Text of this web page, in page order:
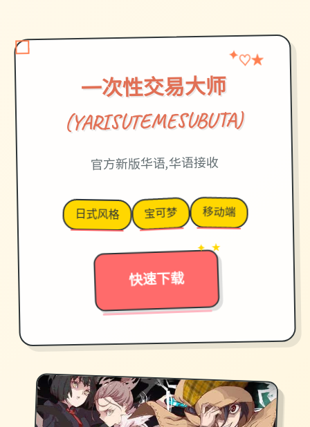
一次性交易大师
(YARISUTEMESUBUTA)
✦ ♡
★
官方新版华语,华语接收
日式风格 宝可梦 移动端
快速下载
✦ ★